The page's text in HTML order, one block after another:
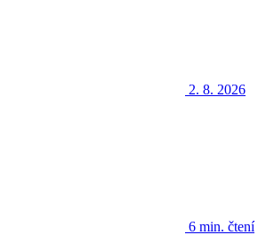
2. 8. 2026
6 min. čtení